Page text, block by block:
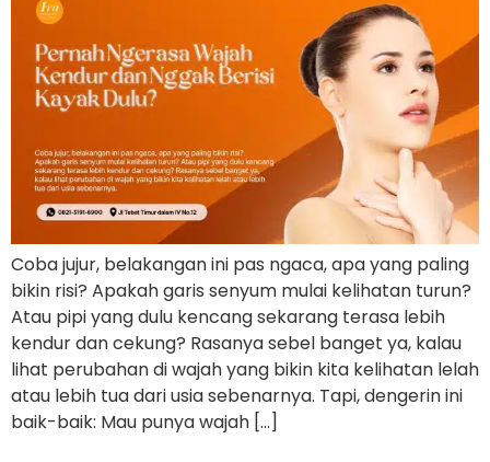
Coba jujur, belakangan ini pas ngaca, apa yang paling
bikin risi? Apakah garis senyum mulai kelihatan turun?
Atau pipi yang dulu kencang sekarang terasa lebih
kendur dan cekung? Rasanya sebel banget ya, kalau
lihat perubahan di wajah yang bikin kita kelihatan lelah
atau lebih tua dari usia sebenarnya. Tapi, dengerin ini
baik-baik: Mau punya wajah […]